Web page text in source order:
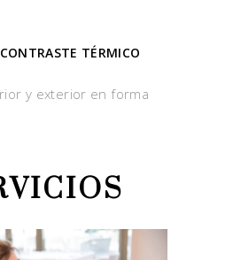
TÉRMICO
y exterior en forma